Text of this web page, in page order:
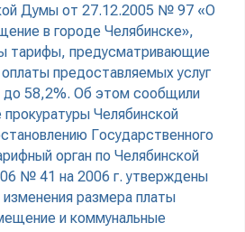
Думы от 27.12.2005 № 97 «О
в городе Челябинске»,
тарифы, предусматривающие
предоставляемых услуг
до 58,2%. Об этом сообщили
Челябинской
Государственного
орган по Челябинской
№ 41 на 2006 г. утверждены
размера платы
и коммунальные